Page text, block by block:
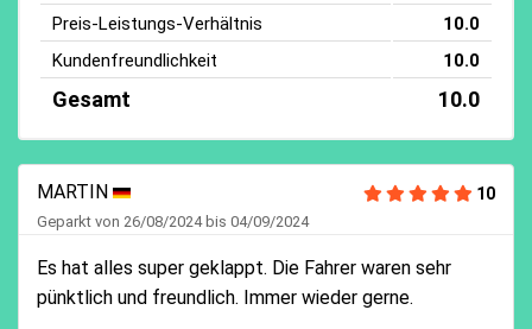
Preis-Leistungs-Verhältnis
10.0
Kundenfreundlichkeit
10.0
Gesamt 10.0
MARTIN 10
Geparkt von 26/08/2024 bis 04/09/2024
Es hat alles super geklappt. Die Fahrer waren sehr
pünktlich und freundlich. Immer wieder gerne.